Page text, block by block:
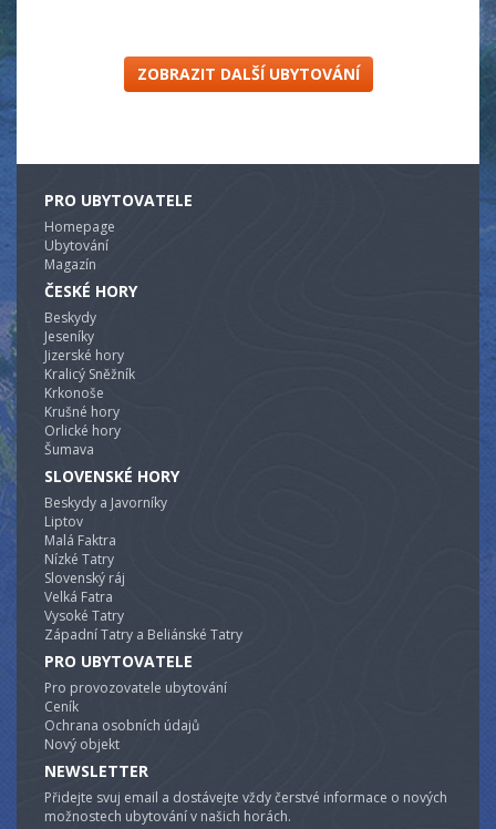
ZOBRAZIT DALŠÍ UBYTOVÁNÍ
PRO UBYTOVATELE
Homepage
Ubytování
Magazín
ČESKÉ HORY
Beskydy
Jeseníky
Jizerské hory
Kralicý Sněžník
Krkonoše
Krušné hory
Orlické hory
Šumava
SLOVENSKÉ HORY
Beskydy a Javorníky
Liptov
Malá Faktra
Nízké Tatry
Slovenský ráj
Velká Fatra
Vysoké Tatry
Západní Tatry a Beliánské Tatry
PRO UBYTOVATELE
Pro provozovatele ubytování
Ceník
Ochrana osobních údajů
Nový objekt
NEWSLETTER
Přidejte svuj email a dostávejte vždy čerstvé informace o nových
možnostech ubytování v našich horách.